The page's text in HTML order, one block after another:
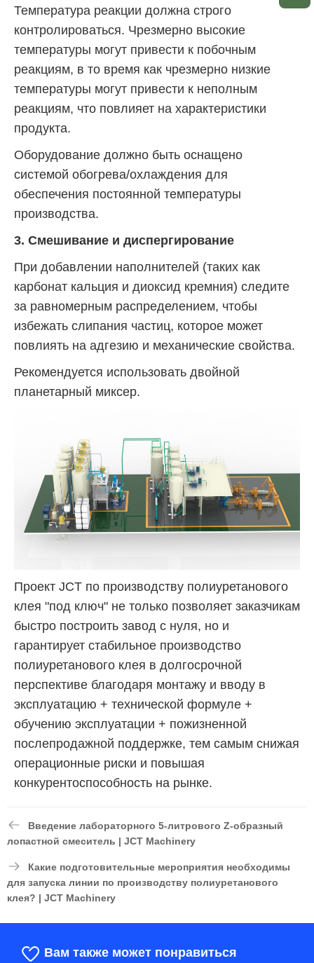
Температура реакции должна строго
контролироваться. Чрезмерно высокие
температуры могут привести к побочным
реакциям, в то время как чрезмерно низкие
температуры могут привести к неполным
реакциям, что повлияет на характеристики
продукта.
Оборудование должно быть оснащено
системой обогрева/охлаждения для
обеспечения постоянной температуры
производства.
3. Смешивание и диспергирование
При добавлении наполнителей (таких как
карбонат кальция и диоксид кремния) следите
за равномерным распределением, чтобы
избежать слипания частиц, которое может
повлиять на адгезию и механические свойства.
Рекомендуется использовать двойной
планетарный миксер.
Проект JCT по производству полиуретанового
клея "под ключ" не только позволяет заказчикам
быстро построить завод с нуля, но и
гарантирует стабильное производство
полиуретанового клея в долгосрочной
перспективе благодаря монтажу и вводу в
эксплуатацию + технической формуле +
обучению эксплуатации + пожизненной
послепродажной поддержке, тем самым снижая
операционные риски и повышая
конкурентоспособность на рынке.
Введение лабораторного 5-литрового Z-образный
лопастной смеситель | JCT Machinery
Какие подготовительные мероприятия необходимы
для запуска линии по производству полиуретанового
клея? | JCT Machinery
Вам также может понравиться